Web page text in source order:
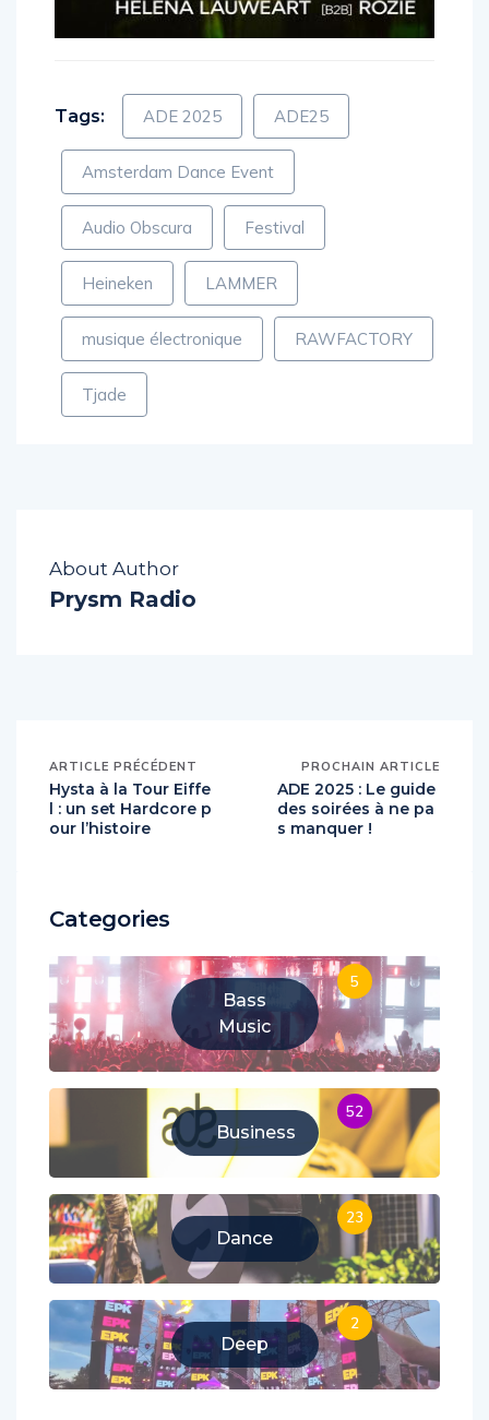
ADE 2025 ADE25
Amsterdam Dance Event
Audio Obscura Festival
Heineken LAMMER
musique électronique RAWFACTORY
Tjade
About Author
ARTICLE PRÉCÉDENT
Hysta à la Tour Eiffe
l : un set Hardcore p
PROCHAIN ARTICLE
ADE 2025 : Le guide
des soirées à ne pa
Bass
Music
5
Business
52
Dance
23
Deep
2